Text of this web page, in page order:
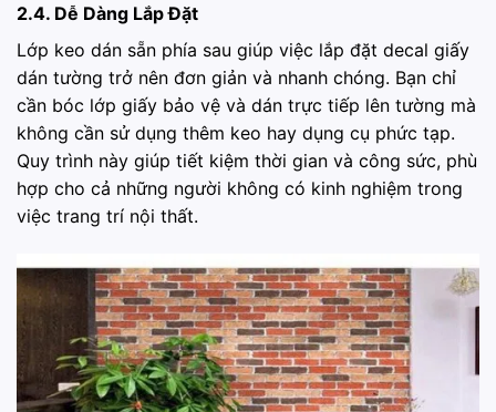
2.4. Dễ Dàng Lắp Đặt
Lớp keo dán sẵn phía sau giúp việc lắp đặt decal giấy
dán tường trở nên đơn giản và nhanh chóng. Bạn chỉ
cần bóc lớp giấy bảo vệ và dán trực tiếp lên tường mà
không cần sử dụng thêm keo hay dụng cụ phức tạp.
Quy trình này giúp tiết kiệm thời gian và công sức, phù
hợp cho cả những người không có kinh nghiệm trong
việc trang trí nội thất.